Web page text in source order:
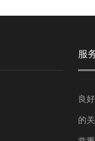
服
良
的